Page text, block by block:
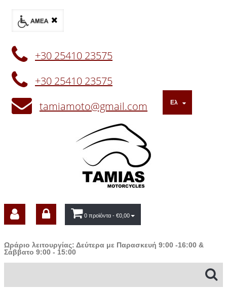
+30 25410 23575
+30 25410 23575
tamiamoto@gmail.com
Ελ
0 προϊόντα - €0,00
Ωράριο λειτουργίας: Δεύτερα με Παρασκευή 9:00 -16:00 &
Σάββατο 9:00 - 15:00